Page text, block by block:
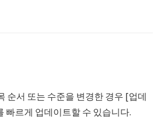
순서 또는 수준을 변경한 경우 [업데
빠르게 업데이트할 수 있습니다.